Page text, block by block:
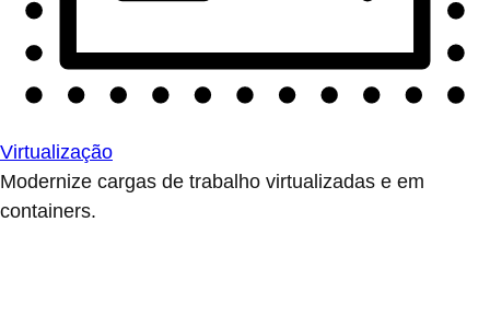
Virtualização
Modernize cargas de trabalho virtualizadas e em
containers.